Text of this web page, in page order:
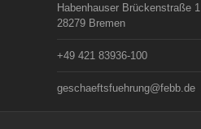
Habenhauser Brückenstraße 1
28279 Bremen
+49 421 83936-100
geschaeftsfuehrung@febb.de